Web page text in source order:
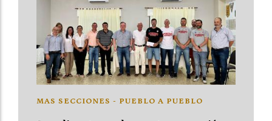
MAS SECCIONES - PUEBLO A PUEBLO